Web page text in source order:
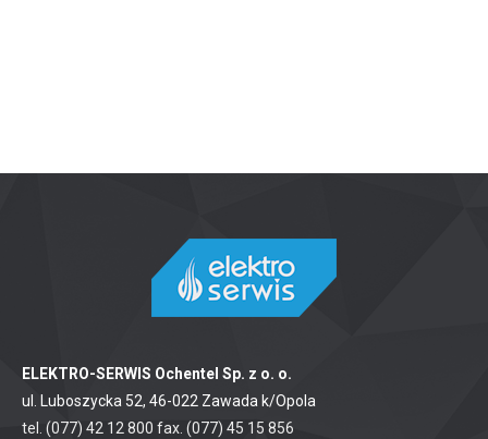
ELEKTRO-SERWIS Ochentel Sp. z o. o.
ul. Luboszycka 52, 46-022 Zawada k/Opola
tel. (077) 42 12 800 fax. (077) 45 15 856